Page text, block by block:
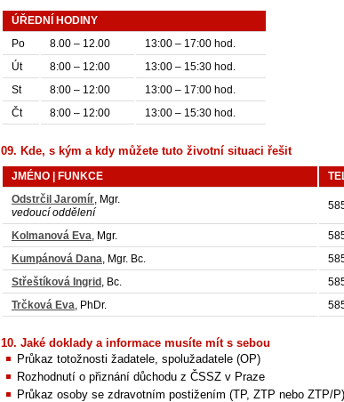
ÚŘEDNÍ HODINY
Po
8.00 – 12.00
13:00 – 17:00 hod.
Út
8:00 – 12:00
13:00 – 15:30 hod.
St
8:00 – 12:00
13:00 – 17:00 hod.
Čt
8:00 – 12:00 13:00 – 15:30 hod.
09. Kde, s kým a kdy můžete tuto životní situaci řešit
JMÉNO | FUNKCE
Odstrčil Jaromír, Mgr.
vedoucí oddělení
Kolmanová Eva, Mgr.
Kumpánová Dana, Mgr. Bc.
Střeštíková Ingrid , Bc.
Trčková Eva, PhDr.
10. Jaké doklady a informace musíte mít s sebou
Průkaz totožnosti žadatele, spolužadatele (OP)
Rozhodnutí o přiznání důchodu z ČSSZ v Praze
Průkaz osoby se zdravotním postižením (TP, ZTP nebo ZTP/